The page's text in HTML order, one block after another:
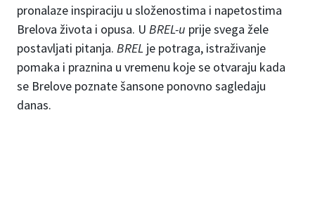
pronalaze inspiraciju u složenostima i napetostima
Brelova života i opusa. U BREL-u prije svega žele
postavljati pitanja. BREL je potraga, istraživanje
pomaka i praznina u vremenu koje se otvaraju kada
se Brelove poznate šansone ponovno sagledaju
danas.